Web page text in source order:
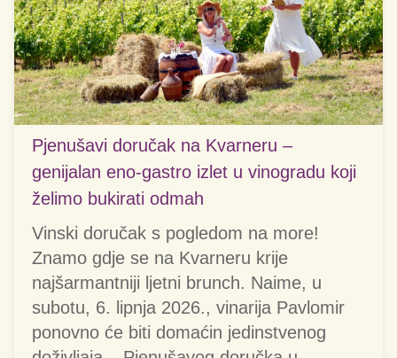
Pjenušavi doručak na Kvarneru –
genijalan eno-gastro izlet u vinogradu koji
želimo bukirati odmah
Vinski doručak s pogledom na more!
Znamo gdje se na Kvarneru krije
najšarmantniji ljetni brunch. Naime, u
subotu, 6. lipnja 2026., vinarija Pavlomir
ponovno će biti domaćin jedinstvenog